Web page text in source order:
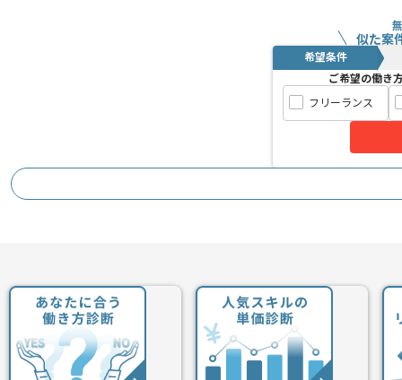
首都圏または遠方からリモートにてご
似た案
希望条件
ご希望の働き
フリーランス